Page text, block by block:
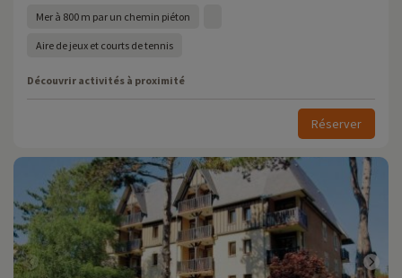
Mer à 800 m par un chemin piéton
Aire de jeux et courts de tennis
Découvrir activités à proximité
Réserver